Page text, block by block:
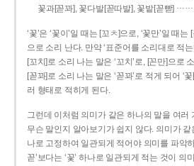
꽃과[꼳꽈], 꽃다발[꼳따발], 꽃밭[꼳빧]
‘꽃’은 ‘꽃이’일 때는 [꼬ㅊ]으로, ‘꽃만’일 때는
으로 소리 난다. 만약 ‘표준어를 소리대로 적
[꼬치]로 소리 나는 말은 ‘꼬치’로, [꼰만]으로
[꼳꽈]로 소리 나는 말은 ‘꼳꽈’로 적게 되어 ‘
러 형태로 적히게 된다.
그런데 이처럼 의미가 같은 하나의 말을 여러
무슨 말인지 알아보기가 쉽지 않다. 의미가
나로 고정하여 일관되게 적어야 의미를 파악
꼳’보다는 ‘꽃’ 하나로 일관되게 적는 것이 의